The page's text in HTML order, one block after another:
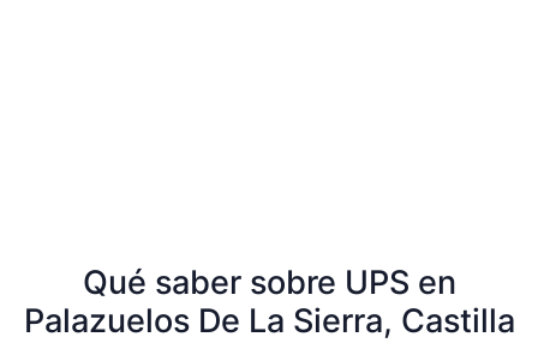
Qué saber sobre UPS en
Palazuelos De La Sierra, Castilla